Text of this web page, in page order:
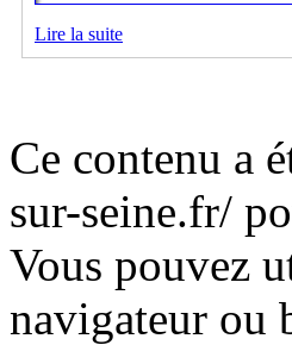
Lire la suite
Ce contenu a
sur-seine.fr/
Vous pouvez
navigateur ou